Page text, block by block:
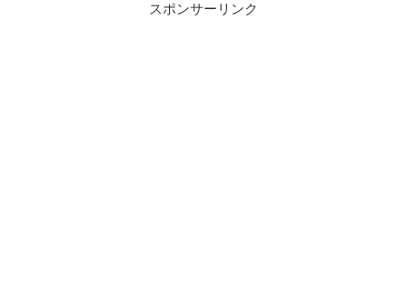
スポンサーリンク